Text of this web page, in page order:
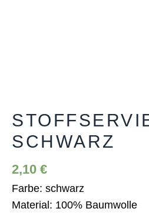
SCHWARZ
2,10 €
Farbe: schwarz
Material: 100% Baumwolle
Menge